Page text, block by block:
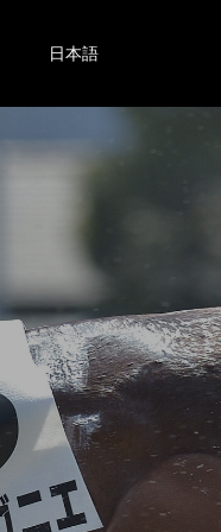
日本語